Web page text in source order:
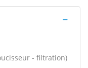
- filtration)